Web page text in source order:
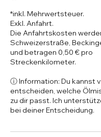
*inkl. Mehrwertsteuer.
Exkl. Anfahrt.
Die Anfahrtskosten
Schweizerstraße,
und betragen 0,50 € pro
Streckenkilometer.
ⓘ Information: Du kannst
entscheiden, welche
zu dir passt. Ich